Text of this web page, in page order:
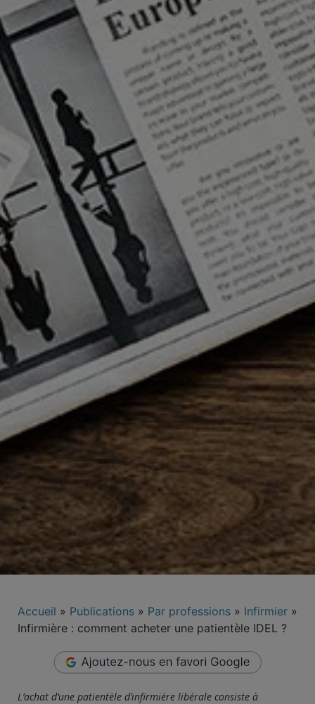
Accueil » Publications » Par professions » Infirmier »
Infirmière : comment acheter une patientèle IDEL ?
L’achat d’une patientèle d’infirmière libérale consiste à